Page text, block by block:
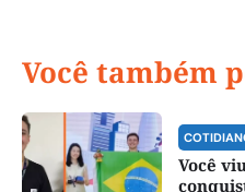
Você também
Você